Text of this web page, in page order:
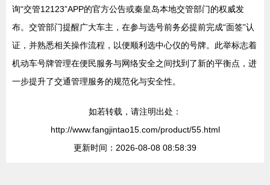
询“交管12123”APP的官方公告或秦皇岛本地交管部门的权威发
布。交管部门提醒广大车主，在参与选号前务必提前完成“面签”认
证，并熟悉相关操作流程，以便顺利选中心仪的号牌。此举标志着
机动车号牌管理在便民服务与网络安全之间找到了新的平衡点，进
一步提升了交通管理服务的规范化与安全性。
如若转载，请注明出处：
http://www.fangjintao15.com/product/55.html
更新时间：2026-08-08 08:58:39